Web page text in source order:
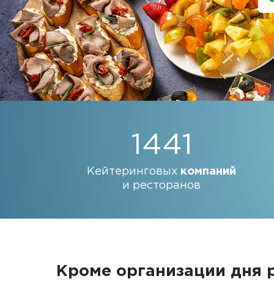
1441
Кейтеринговых компаний
и ресторанов
Кроме организации